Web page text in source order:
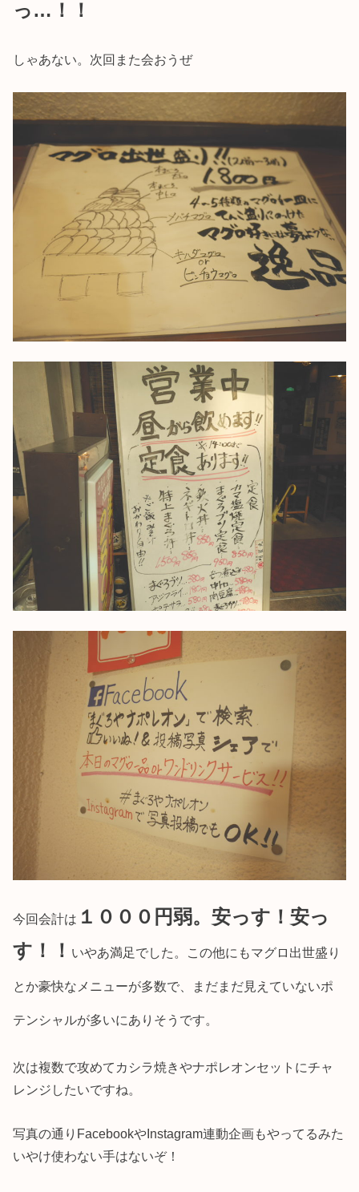
っ…！！
しゃあない。次回また会おうぜ
今回会計は １０００円弱。安っす！安っ
す！！ いやあ満足でした。この他にもマグロ出世盛り
とか豪快なメニューが多数で、まだまだ見えていないポ
テンシャルが多いにありそうです。
次は複数で攻めてカシラ焼きやナポレオンセットにチャ
レンジしたいですね。
写真の通りFacebookやInstagram連動企画もやってるみた
いやけ使わない手はないぞ！